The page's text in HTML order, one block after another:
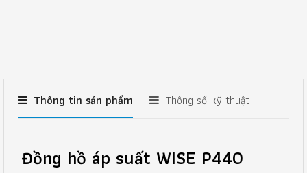
Thông tin sản phẩm Thông số kỹ thuật
Đồng hồ áp suất WISE P440